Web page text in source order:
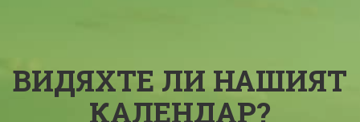
ВИДЯХТЕ ЛИ НАШИЯТ
КАЛЕНДАР?